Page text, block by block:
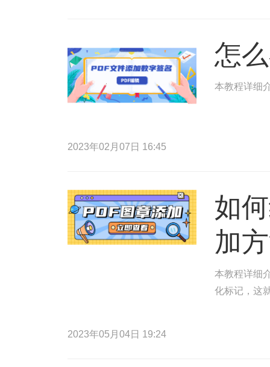
怎
本教程详细
2023年02月07日 16:45
如
加
本教程详细
化标记，这
2023年05月04日 19:24